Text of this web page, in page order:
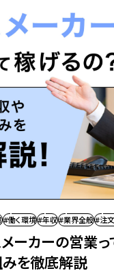
#働く環境#年収#業界全般#注
メーカーの営業
を徹底解説